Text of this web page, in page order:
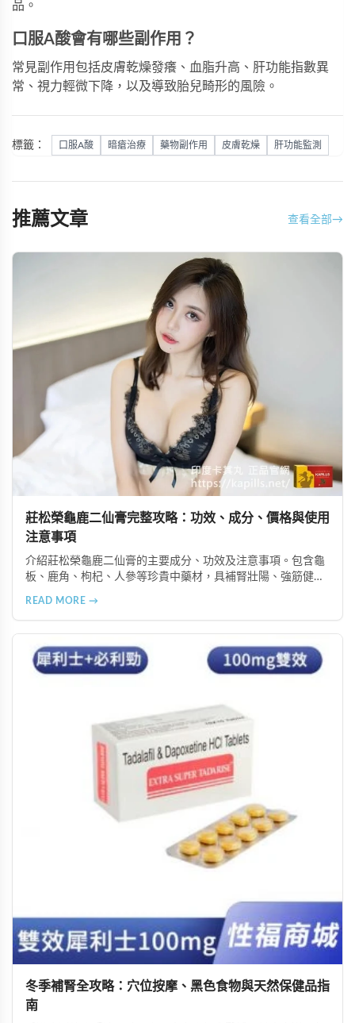
品。
口服A酸會有哪些副作用？
常見副作用包括皮膚乾燥發癢、血脂升高、肝功能指數異
常、視力輕微下降，以及導致胎兒畸形的風險。
標籤： 口服A酸 暗瘡治療 藥物副作用 皮膚乾燥 肝功能監測
推薦文章 查看全部→
莊松榮龜鹿二仙膏完整攻略：功效、成分、價格與使用
注意事項
介紹莊松榮龜鹿二仙膏的主要成分、功效及注意事項。包含龜
板、鹿角、枸杞、人參等珍貴中藥材，具補腎壯陽、強筋健
READ MORE →
冬季補腎全攻略：穴位按摩、黑色食物與天然保健品指
南